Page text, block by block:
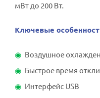
мВт до 200 Вт.
Ключевые
Воздушное
Быстрое время
Интерфейс USB